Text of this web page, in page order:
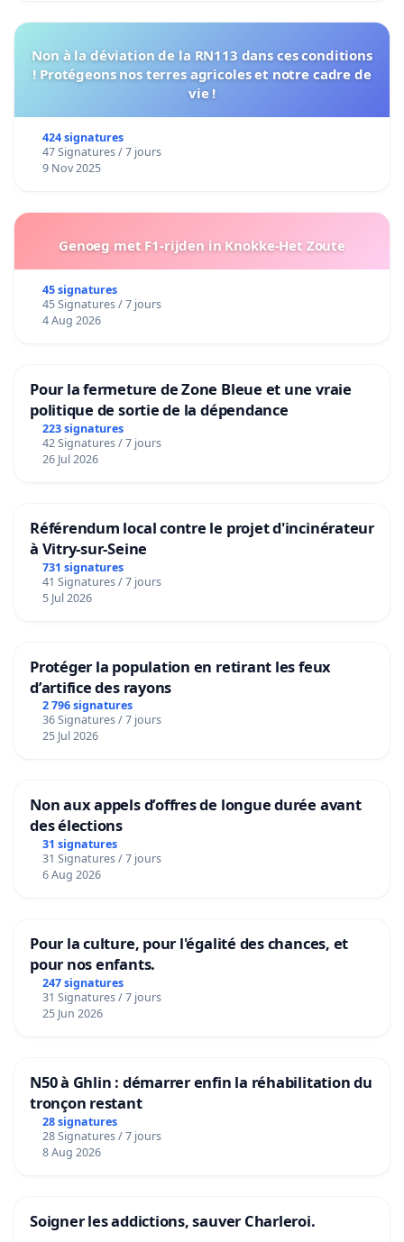
Non à la déviation de la RN113 dans ces conditions
! Protégeons nos terres agricoles et notre cadre de
vie !
424 signatures
47 Signatures / 7 jours
9 Nov 2025
Genoeg met F1-rijden in Knokke-Het Zoute
45 signatures
45 Signatures / 7 jours
4 Aug 2026
Pour la fermeture de Zone Bleue et une vraie
politique de sortie de la dépendance
223 signatures
42 Signatures / 7 jours
26 Jul 2026
Référendum local contre le projet d'incinérateur
à Vitry-sur-Seine
731 signatures
41 Signatures / 7 jours
5 Jul 2026
Protéger la population en retirant les feux
d’artifice des rayons
2 796 signatures
36 Signatures / 7 jours
25 Jul 2026
Non aux appels d’offres de longue durée avant
des élections
31 signatures
31 Signatures / 7 jours
6 Aug 2026
Pour la culture, pour l'égalité des chances, et
pour nos enfants.
247 signatures
31 Signatures / 7 jours
25 Jun 2026
N50 à Ghlin : démarrer enfin la réhabilitation du
tronçon restant
28 signatures
28 Signatures / 7 jours
8 Aug 2026
Soigner les addictions, sauver Charleroi.